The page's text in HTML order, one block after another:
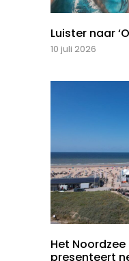
Luister naar
10 juli 2026
Het
presenteert